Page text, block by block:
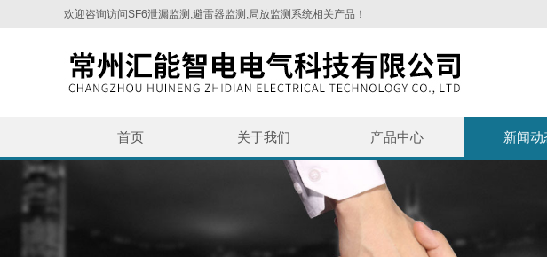
欢迎咨询访问SF6泄漏监测,避雷器监测,局放监测系统相关产品！
首页 关于我们 产品中心 新闻动